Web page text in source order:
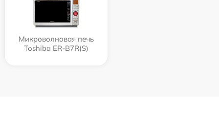
Микроволновая печь
Toshiba ER-B7R(S)